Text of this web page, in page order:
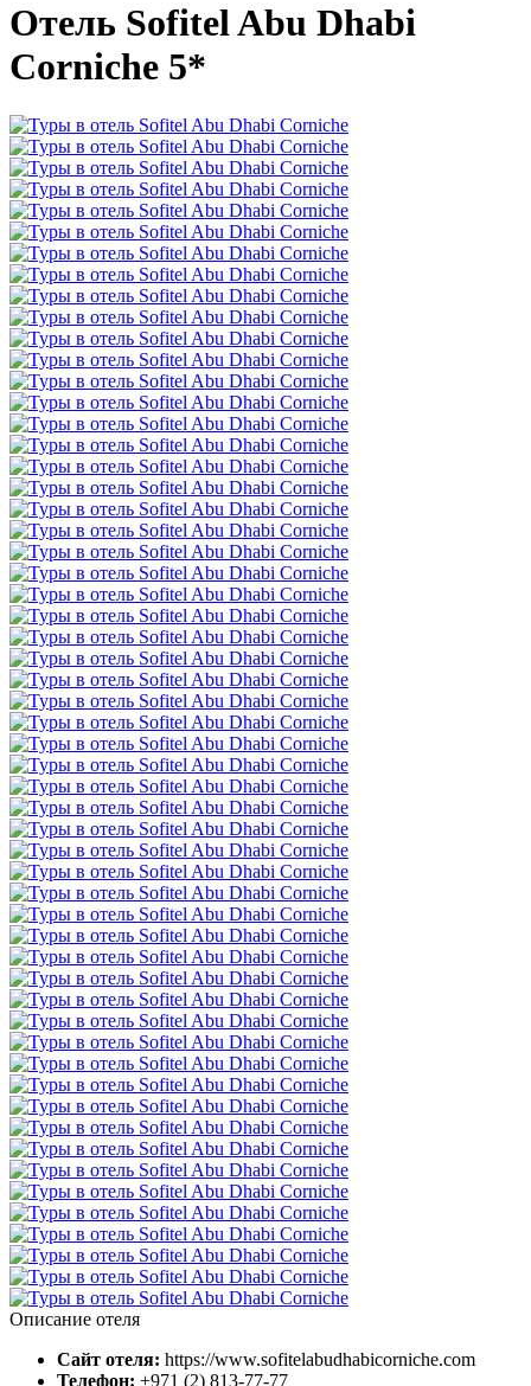
Отель Sofitel Abu Dhabi
Corniche 5*
Описание отеля
Сайт отеля: https://www.sofitelabudhabicorniche.com
Телефон: +971 (2) 813-77-77